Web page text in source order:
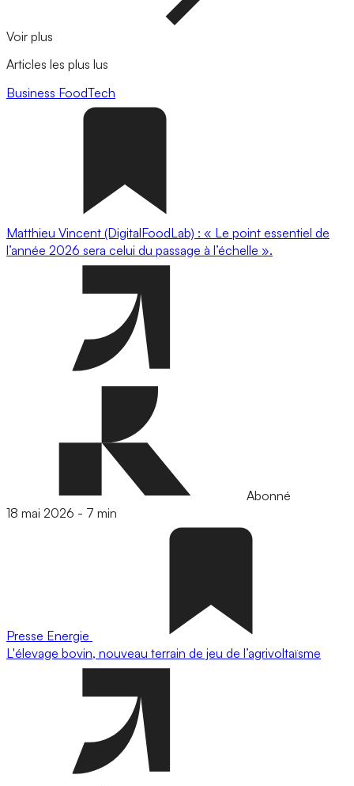
Voir plus
Articles les plus lus
Business FoodTech
Matthieu Vincent (DigitalFoodLab) : « Le point essentiel de
l’année 2026 sera celui du passage à l’échelle ».
Abonné
18 mai 2026 - 7 min
Presse Energie
L'élevage bovin, nouveau terrain de jeu de l’agrivoltaïsme